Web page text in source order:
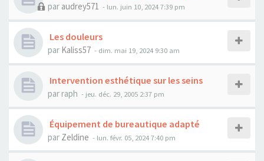
par audrey571 - lun. juin 10, 2024 7:39 pm
Les douleurs
par Kaliss57 - dim. mai 19, 2024 9:30 am
Intervention esthétique sur les seins
parraph - jeu. déc. 29, 2005 2:37 pm
Équipement de bureautique adapté
par Zeldine - lun. févr. 05, 2024 7:40 pm